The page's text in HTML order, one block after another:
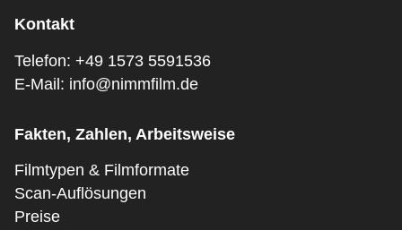
Kontakt
Telefon: +49 1573 5591536
E-Mail: info@nimmfilm.de
Fakten, Zahlen, Arbeitsweise
Filmtypen & Filmformate
Scan-Auflösungen
Preise